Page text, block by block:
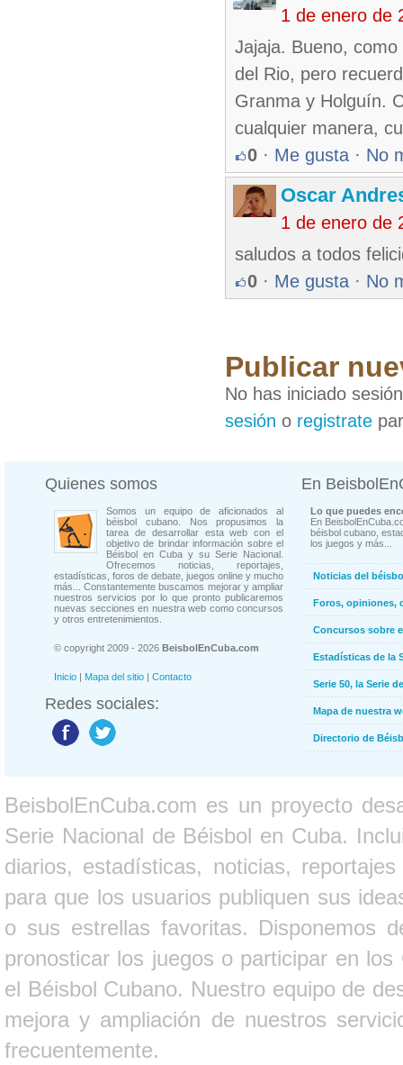
1 de enero de
Jajaja. Bueno,
del Rio, pero
Granma y Holguín.
cualquier manera,
0 · Me gusta · No
Oscar
1 de enero de
saludos a todos
0 · Me gusta · No
Publicar
No has iniciado
sesión o registrate
Quienes somos
Somos un equipo de aficionados al
béisbol cubano. Nos propusimos la
tarea de desarrollar esta web con el
objetivo de brindar información sobre el
Béisbol en Cuba y su Serie Nacional.
Ofrecemos noticias, reportajes,
estadísticas, foros de debate, juegos online y mucho
más... Constantemente buscamos mejorar y ampliar
nuestros servicios por lo que pronto publicaremos
nuevas secciones en nuestra web como concursos
y otros entretenimientos.
© copyright 2009 - 2026 BeisbolEnCuba.com
Inicio | Mapa del sitio | Contacto
Redes sociales:
En
Lo que puedes
En
béisbol cubano,
los juegos y más...
Noticias del
Foros, opiniones,
Concursos sobre
Estadísticas de la
Serie 50, la Serie
Mapa de nuestra
Directorio de
BeisbolEnCuba.com es un proyecto
Serie Nacional de Béisbol en Cuba.
diarios, estadísticas, noticias,
para que los usuarios publiquen sus
o sus estrellas favoritas. Disponemos
pronosticar los juegos o participar en
el Béisbol Cubano. Nuestro equipo de
mejora y ampliación de nuestros
frecuentemente.